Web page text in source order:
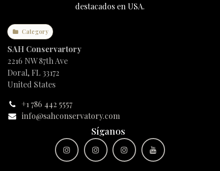
destacados en USA.
Category
SAH Conservartory
2216 NW 87th Ave
Doral, FL 33172
United States
+1 786 442 5557
info@sahconservatory.com
Síganos